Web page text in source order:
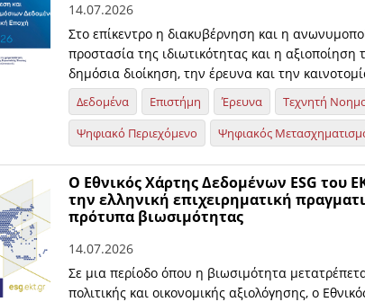
14.07.2026
Στο επίκεντρο η διακυβέρνηση και η
προστασία της ιδιωτικότητας και η
δημόσια διοίκηση, την έρευνα και την
Δεδομένα Επιστήμη Έρευνα Τεχνητή
Ψηφιακό Περιεχόμενο
Ψηφιακός
O Εθνικός Χάρτης Δεδομένων ESG του
την ελληνική επιχειρηματική
πρότυπα βιωσιμότητας
14.07.2026
Σε μια περίοδο όπου η βιωσιμότητα
πολιτικής και οικονομικής αξιολόγησης, ο